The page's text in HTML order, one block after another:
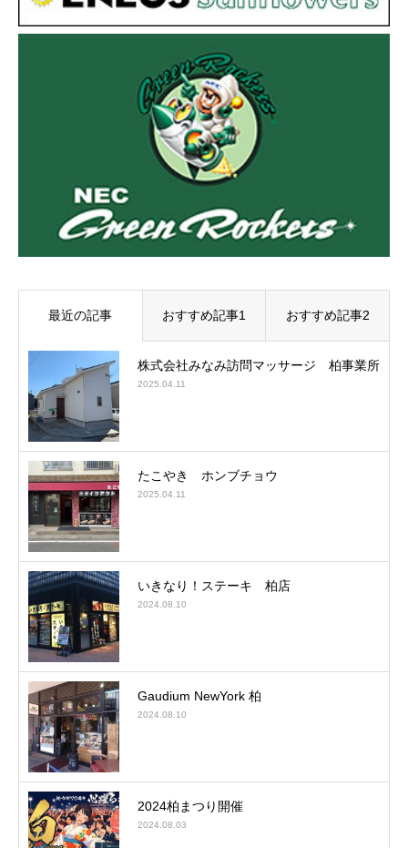
最近の記事 おすすめ記事1 おすすめ記事2
株式会社みなみ訪問マッサージ 柏事業所
2025.04.11
たこやき ホンブチョウ
2025.04.11
いきなり！ステーキ 柏店
2024.08.10
Gaudium NewYork 柏
2024.08.10
2024柏まつり開催
2024.08.03